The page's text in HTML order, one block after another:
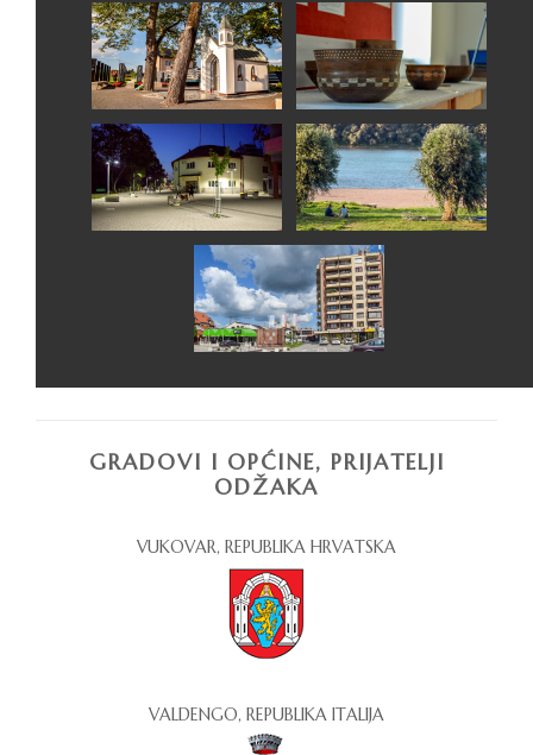
GRADOVI I OPĆINE, PRIJATELJI
ODŽAKA
VUKOVAR, REPUBLIKA HRVATSKA
VALDENGO, REPUBLIKA ITALIJA